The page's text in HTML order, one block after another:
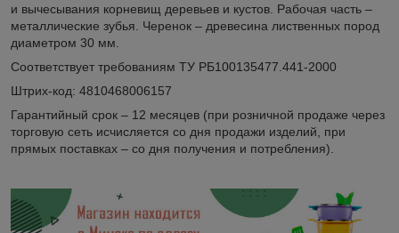
и вычесывания корневищ деревьев и кустов. Рабочая часть –
металлические зубья. Черенок – древесина лиственных пород
диаметром 30 мм.
Соответствует требованиям ТУ РБ100135477.441-2000
Штрих-код: 4810468006157
Гарантийный срок – 12 месяцев (при розничной продаже через
торговую сеть исчисляется со дня продажи изделий, при
прямых поставках – со дня получения и потребления).